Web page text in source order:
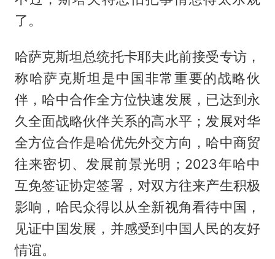
了。
哈萨克斯坦总统托卡耶夫此前接受专访，
称哈萨克斯坦是中国非常重要的战略伙
伴，哈中合作全方位快速发展，已达到永
久全面战略伙伴关系的高水平；发展对华
全方位合作是哈优先外交方向，哈中商贸
往来密切、发展前景光明；2023年哈中
互免签证协定签署，对双方往来产生积极
影响，哈民众得以从全新视角看待中国，
见证中国发展，并感受到中国人民的友好
情谊。